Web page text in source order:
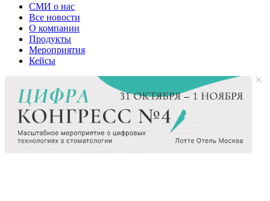
СМИ о нас
Все новости
О компании
Продукты
Мероприятия
Кейсы